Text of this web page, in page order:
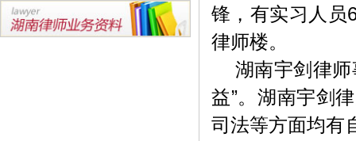
锋 ，有实习人
律师楼。
湖南宇剑律师
益”。湖南宇剑
司法等方面均有